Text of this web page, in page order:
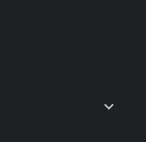
